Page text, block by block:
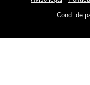
Cond. de